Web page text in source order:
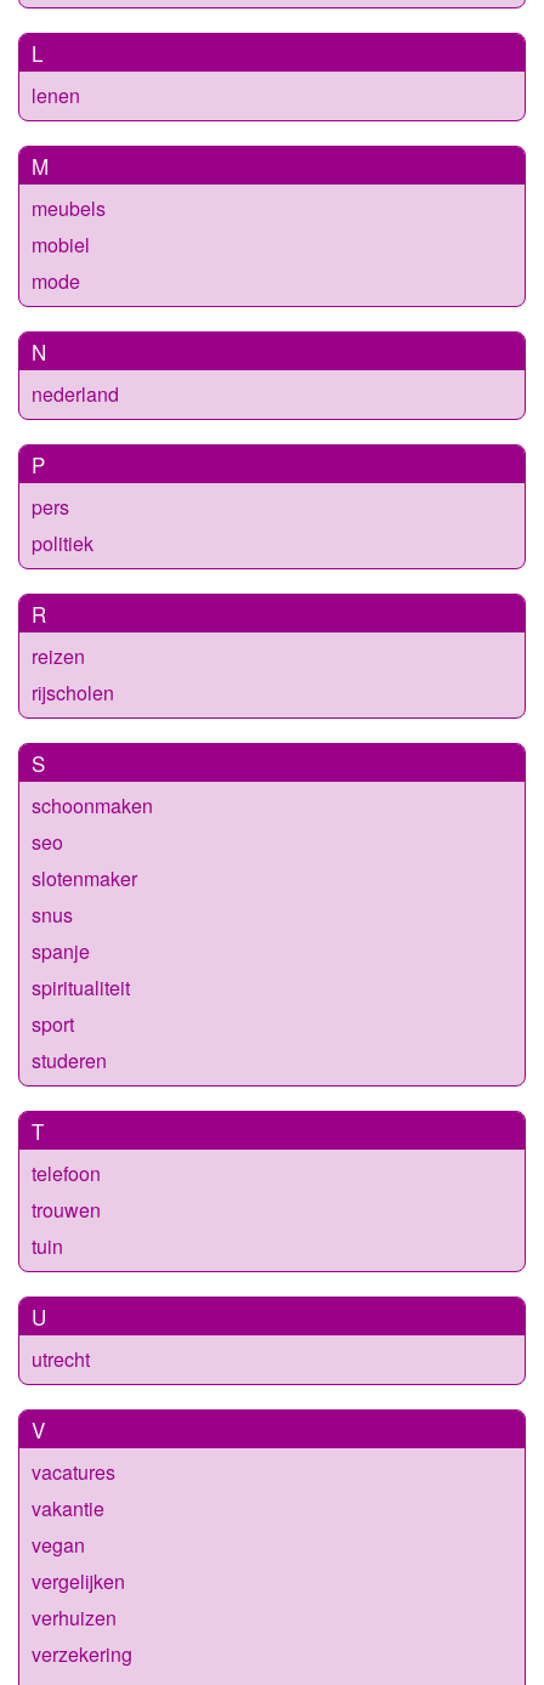
L
lenen
M
meubels
mobiel
mode
N
nederland
P
pers
politiek
R
reizen
rijscholen
S
schoonmaken
seo
slotenmaker
snus
spanje
spiritualiteit
sport
studeren
T
telefoon
trouwen
tuin
U
utrecht
V
vacatures
vakantie
vegan
vergelijken
verhuizen
verzekering